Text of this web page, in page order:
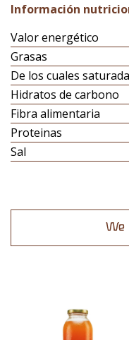
Información
Valor energético
Grasas
De los cuales
Hidratos de carbono
Fibra alimentaria
Proteinas
Sal
We